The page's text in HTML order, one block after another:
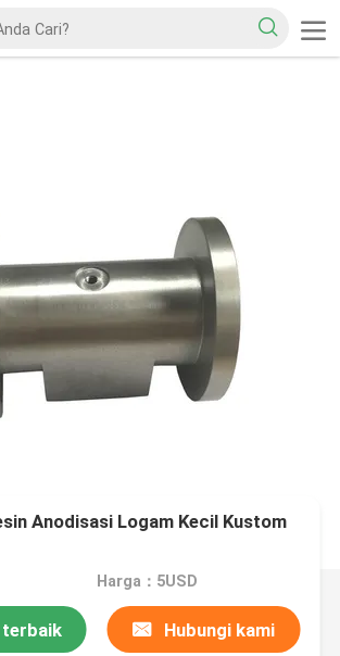
Anodisasi Logam Kecil Kustom
Harga：5USD
terbaik Hubungi kami